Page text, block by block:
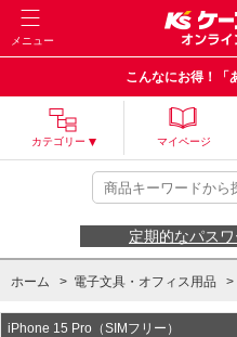
メニュー
こんなにお得！「
カテゴリー マイページ
定期的なパス
ホーム > 電子文具・オフィス用品 >
iPhone 15 Pro（SIMフリー）